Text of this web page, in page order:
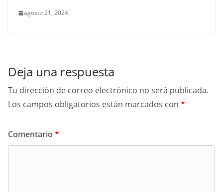
agosto 21, 2024
Deja una respuesta
Tu dirección de correo electrónico no será publicada.
Los campos obligatorios están marcados con *
Comentario *